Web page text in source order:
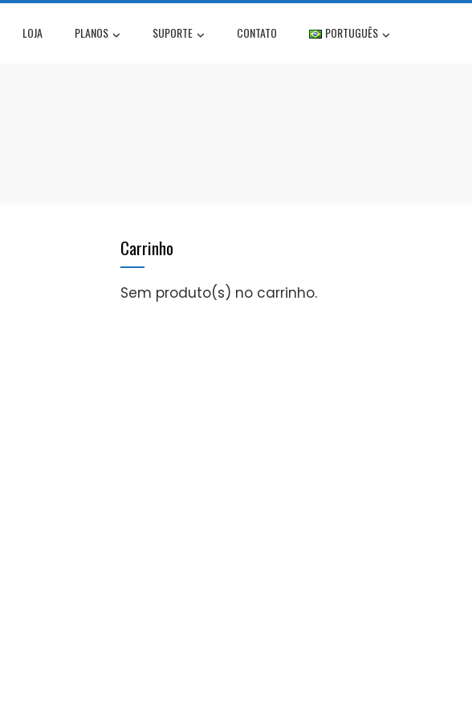
LOJA PLANOS SUPORTE CONTATO PORTUGUÊS
Carrinho
Sem produto(s) no carrinho.